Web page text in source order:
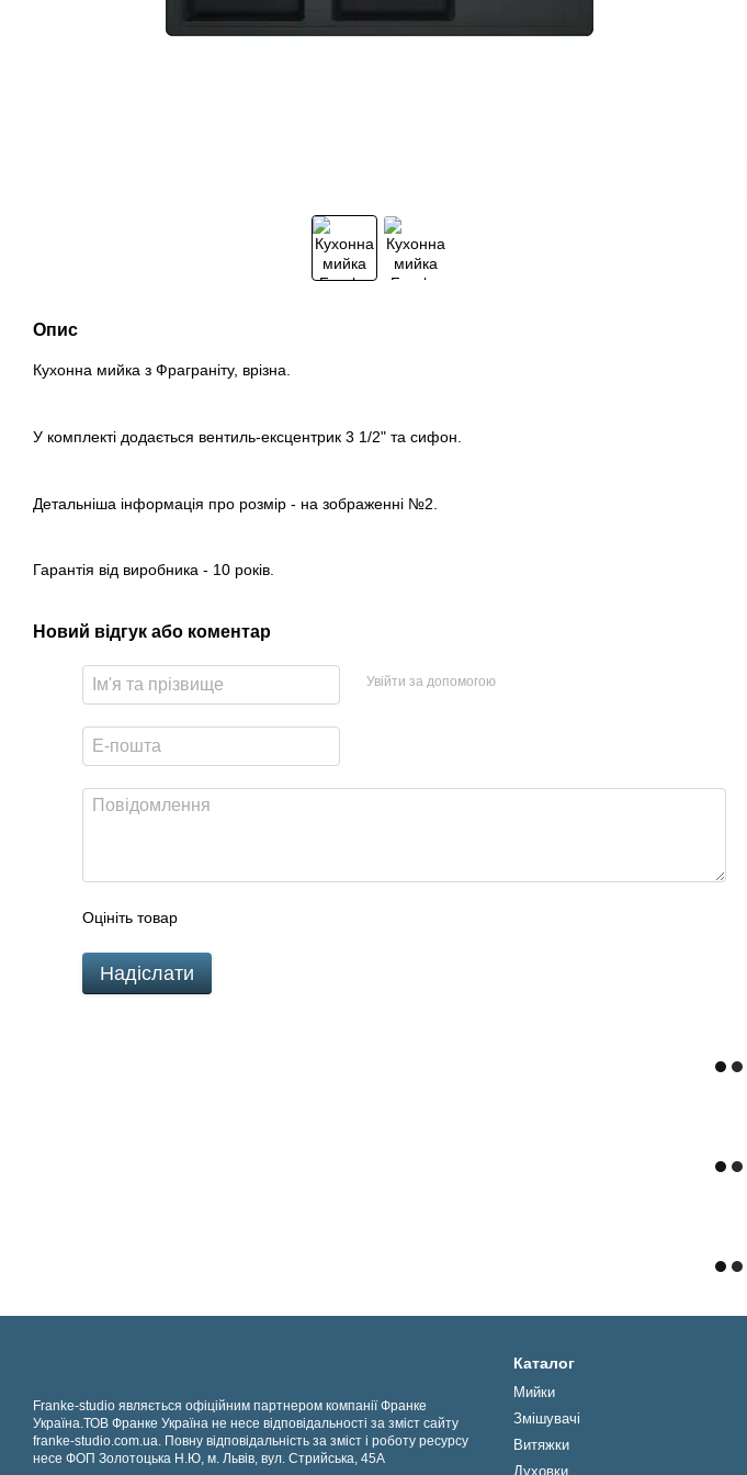
Опис
Кухонна мийка з Фраграніту, врізна.
У комплекті додається вентиль-ексцентрик 3 1/2" та сифон.
Детальніша інформація про розмір - на зображенні №2.
Гарантія від виробника - 10 років.
Новий відгук або коментар
Увійти за допомогою
Оцініть товар
Надіслати
Franke-studio являється офіційним партнером компанії Франке
Україна.ТОВ Франке Україна не несе відповідальності за зміст сайту
franke-studio.com.ua. Повну відповідальність за зміст і роботу ресурсу
несе ФОП Золотоцька Н.Ю, м. Львів, вул. Стрийська, 45А
Каталог
Мийки
Змішувачі
Витяжки
Духовки